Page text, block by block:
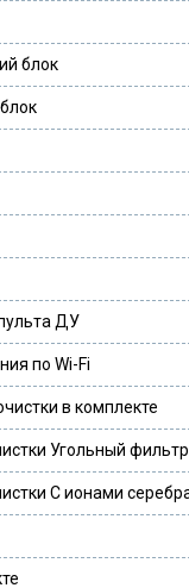
блок
ДУ
по Wi-Fi
в комплекте
Угольный фильтр
С ионами